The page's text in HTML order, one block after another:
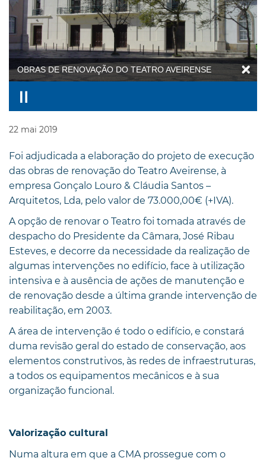
OBRAS DE RENOVAÇÃO DO TEATRO AVEIRENSE
22 mai 2019
Foi adjudicada a elaboração do projeto de execução
das obras de renovação do Teatro Aveirense, à
empresa Gonçalo Louro & Cláudia Santos –
Arquitetos, Lda, pelo valor de 73.000,00€ (+IVA).
A opção de renovar o Teatro foi tomada através de
despacho do Presidente da Câmara, José Ribau
Esteves, e decorre da necessidade da realização de
algumas intervenções no edifício, face à utilização
intensiva e à ausência de ações de manutenção e
de renovação desde a última grande intervenção de
reabilitação, em 2003.
A área de intervenção é todo o edifício, e constará
duma revisão geral do estado de conservação, aos
elementos construtivos, às redes de infraestruturas,
a todos os equipamentos mecânicos e à sua
organização funcional.
Valorização cultural
Numa altura em que a CMA prossegue com o